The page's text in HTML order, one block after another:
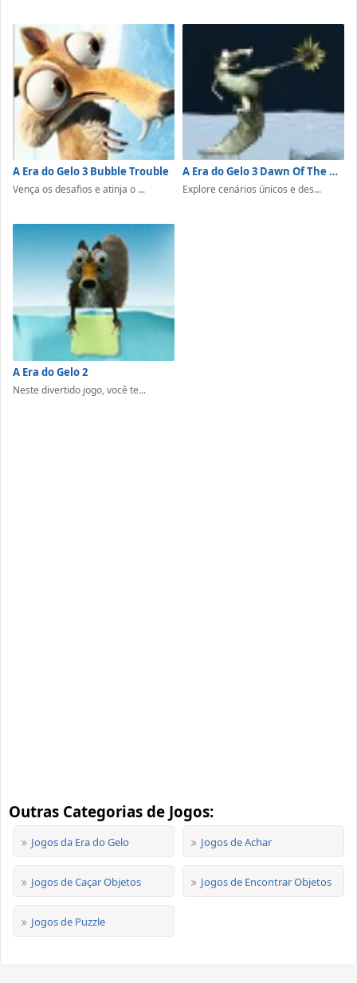
A Era do Gelo 3 Bubble Trouble
Vença os desafios e atinja o ...
A Era do Gelo 3 Dawn Of The Dinosaurs
Explore cenários únicos e des...
A Era do Gelo 2
Neste divertido jogo, você te...
Outras Categorias de Jogos:
Jogos da Era do Gelo Jogos de Achar
Jogos de Caçar Objetos Jogos de Encontrar Objetos
Jogos de Puzzle